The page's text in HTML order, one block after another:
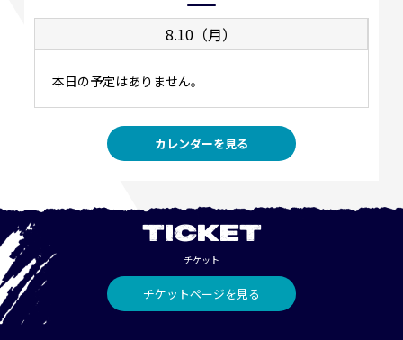
8.10（月）
本日の予定はありません。
カレンダーを見る
TICKET
チケット
チケットページを見る